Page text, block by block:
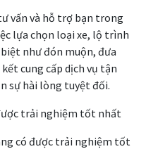
vấn và hỗ trợ bạn trong
lựa chọn loại xe, lộ trình
biệt như đón muộn, đưa
cung cấp dịch vụ tận
sự hài lòng tuyệt đối.
trải nghiệm tốt nhất
có được trải nghiệm tốt